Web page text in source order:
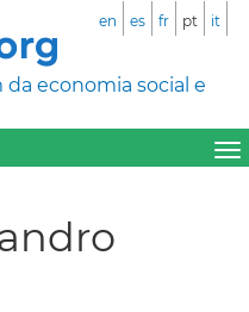
economia social e
en es fr pt it